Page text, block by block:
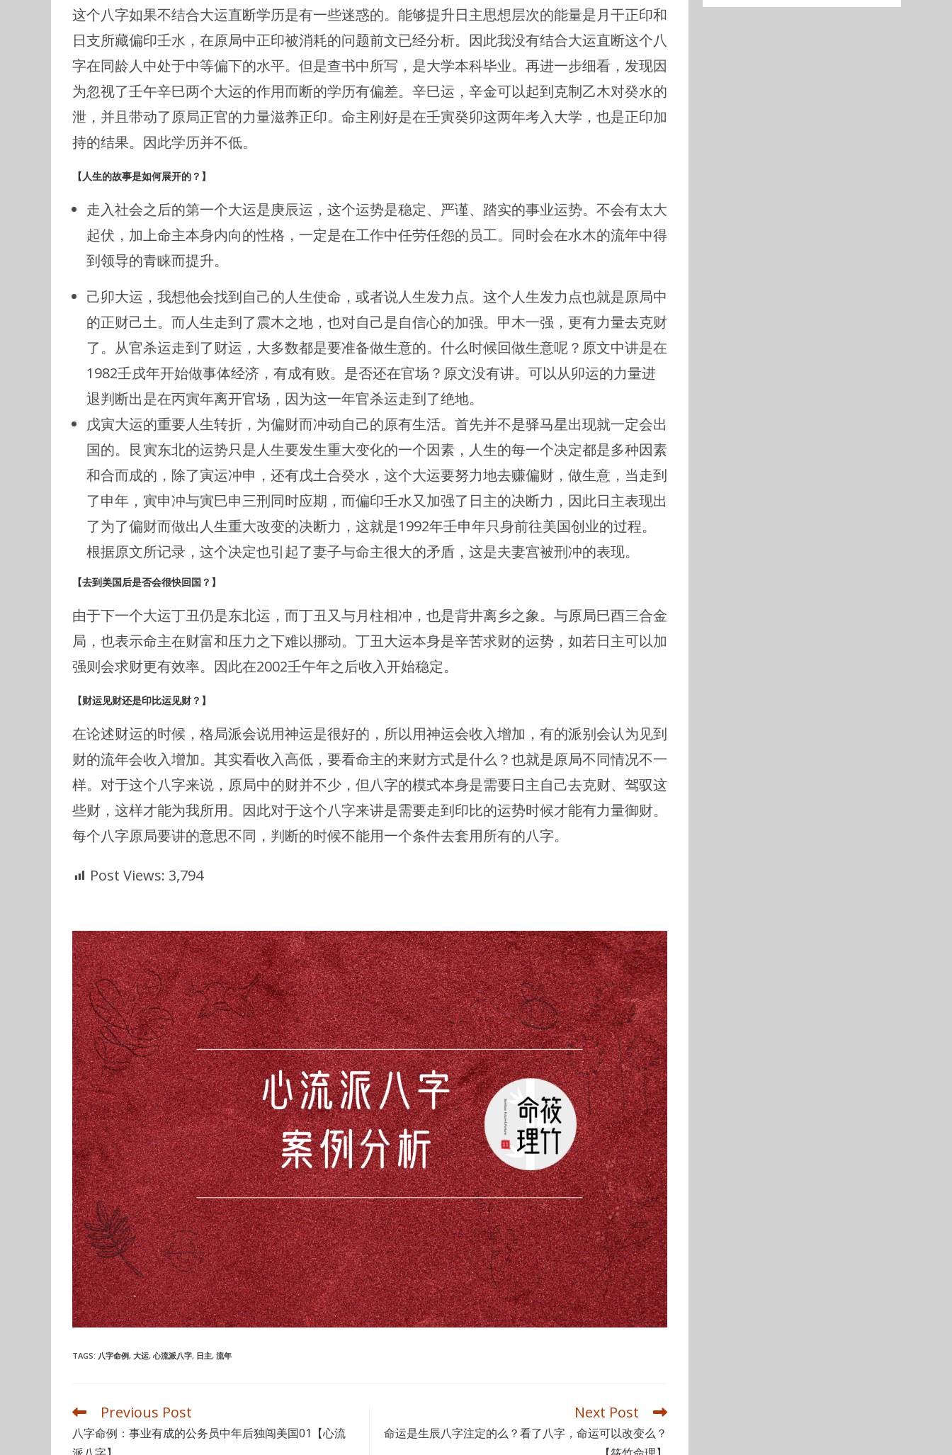
这个八字如果不结合大运直断学历是有一些迷惑的。能够提升日主思想层次的能量是月干正印和
日支所藏偏印壬水，在原局中正印被消耗的问题前文已经分析。因此我没有结合大运直断这个八
字在同龄人中处于中等偏下的水平。但是查书中所写，是大学本科毕业。再进一步细看，发现因
为忽视了壬午辛巳两个大运的作用而断的学历有偏差。辛巳运，辛金可以起到克制乙木对癸水的
泄，并且带动了原局正官的力量滋养正印。命主刚好是在壬寅癸卯这两年考入大学，也是正印加
持的结果。因此学历并不低。
【人生的故事是如何展开的？】
走入社会之后的第一个大运是庚辰运，这个运势是稳定、严谨、踏实的事业运势。不会有太大
起伏，加上命主本身内向的性格，一定是在工作中任劳任怨的员工。同时会在水木的流年中得
到领导的青睐而提升。
己卯大运，我想他会找到自己的人生使命，或者说人生发力点。这个人生发力点也就是原局中
的正财己土。而人生走到了震木之地，也对自己是自信心的加强。甲木一强，更有力量去克财
了。从官杀运走到了财运，大多数都是要准备做生意的。什么时候回做生意呢？原文中讲是在
1982壬戌年开始做事体经济，有成有败。是否还在官场？原文没有讲。可以从卯运的力量进
退判断出是在丙寅年离开官场，因为这一年官杀运走到了绝地。
戊寅大运的重要人生转折，为偏财而冲动自己的原有生活。首先并不是驿马星出现就一定会出
国的。艮寅东北的运势只是人生要发生重大变化的一个因素，人生的每一个决定都是多种因素
和合而成的，除了寅运冲申，还有戊土合癸水，这个大运要努力地去赚偏财，做生意，当走到
了申年，寅申冲与寅巳申三刑同时应期，而偏印壬水又加强了日主的决断力，因此日主表现出
了为了偏财而做出人生重大改变的决断力，这就是1992年壬申年只身前往美国创业的过程。
根据原文所记录，这个决定也引起了妻子与命主很大的矛盾，这是夫妻宫被刑冲的表现。
【去到美国后是否会很快回国？】
由于下一个大运丁丑仍是东北运，而丁丑又与月柱相冲，也是背井离乡之象。与原局巳酉三合金
局，也表示命主在财富和压力之下难以挪动。丁丑大运本身是辛苦求财的运势，如若日主可以加
强则会求财更有效率。因此在2002壬午年之后收入开始稳定。
【财运见财还是印比运见财？】
在论述财运的时候，格局派会说用神运是很好的，所以用神运会收入增加，有的派别会认为见到
财的流年会收入增加。其实看收入高低，要看命主的来财方式是什么？也就是原局不同情况不一
样。对于这个八字来说，原局中的财并不少，但八字的模式本身是需要日主自己去克财、驾驭这
些财，这样才能为我所用。因此对于这个八字来讲是需要走到印比的运势时候才能有力量御财。
每个八字原局要讲的意思不同，判断的时候不能用一个条件去套用所有的八字。
Post Views: 3,794
TAGS: 八字命例, 大运, 心流派八字, 日主, 流年
Read
more
articles
Previous Post
八字命例：事业有成的公务员中年后独闯美国01【心流
Next Post
命运是生辰八字注定的么？看了八字，命运可以改变么？